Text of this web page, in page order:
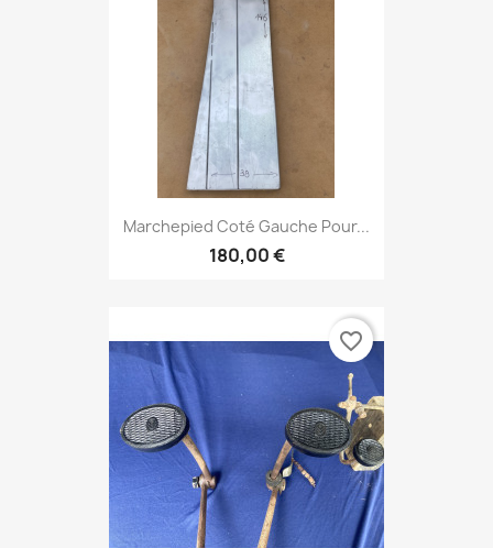
Marchepied Coté Gauche Pour...
180,00 €
favorite_border